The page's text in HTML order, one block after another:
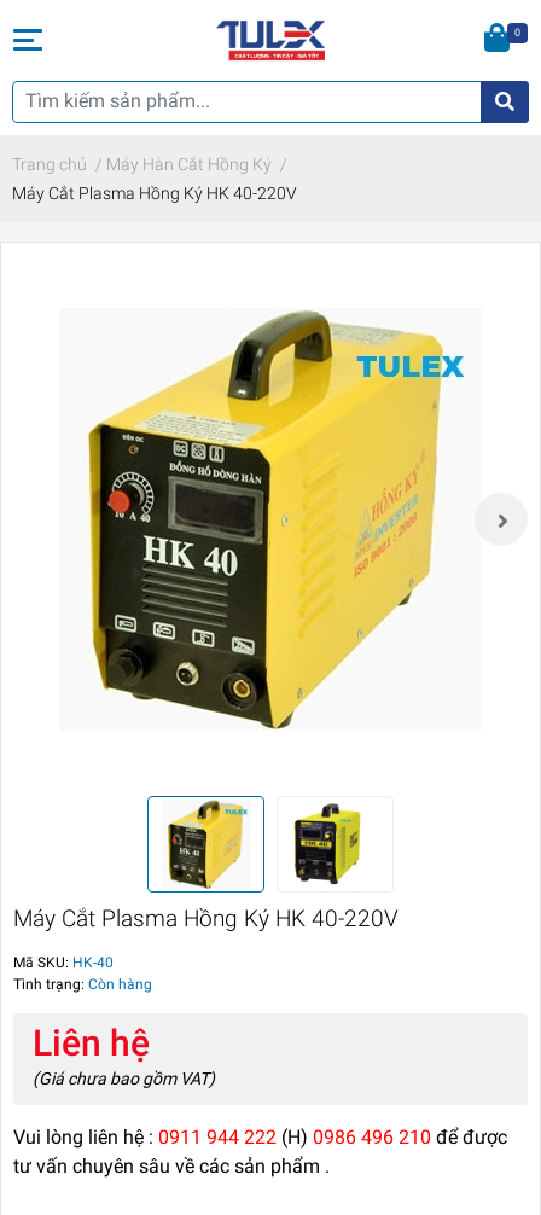
0
Trang chủ / Máy Hàn Cắt Hồng Ký /
Máy Cắt Plasma Hồng Ký HK 40-220V
Máy Cắt Plasma Hồng Ký HK 40-220V
Mã SKU: HK-40
Tình trạng: Còn hàng
Liên hệ
(Giá chưa bao gồm VAT)
Vui lòng liên hệ : 0911 944 222 (H) 0986 496 210 để được
tư vấn chuyên sâu về các sản phẩm .